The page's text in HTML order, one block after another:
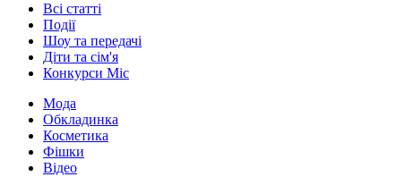
Всі статті
Події
Шоу та передачі
Діти та сім'я
Конкурси Міс
Мода
Обкладинка
Косметика
Фішки
Відео